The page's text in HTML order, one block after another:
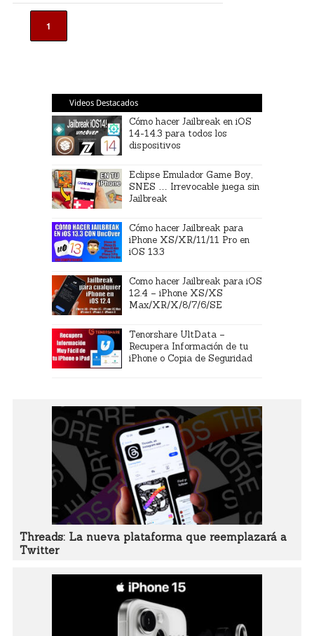
1
Videos Destacados
Cómo hacer Jailbreak en iOS
14-14.3 para todos los
dispositivos
Eclipse Emulador Game Boy,
SNES … Irrevocable juega sin
Jailbreak
Cómo hacer Jailbreak para
iPhone XS/XR/11/11 Pro en
iOS 13.3
Como hacer Jailbreak para iOS
12.4 – iPhone XS/XS
Max/XR/X/8/7/6/SE
Tenorshare UltData –
Recupera Información de tu
iPhone o Copia de Seguridad
Threads: La nueva plataforma que reemplazará a
Twitter